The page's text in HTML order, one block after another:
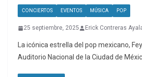
CONCIERTOS EVENTOS MÚSICA POP
25 septiembre, 2025 Erick Contreras
La icónica estrella del pop mexicano,
Auditorio Nacional de la Ciudad de